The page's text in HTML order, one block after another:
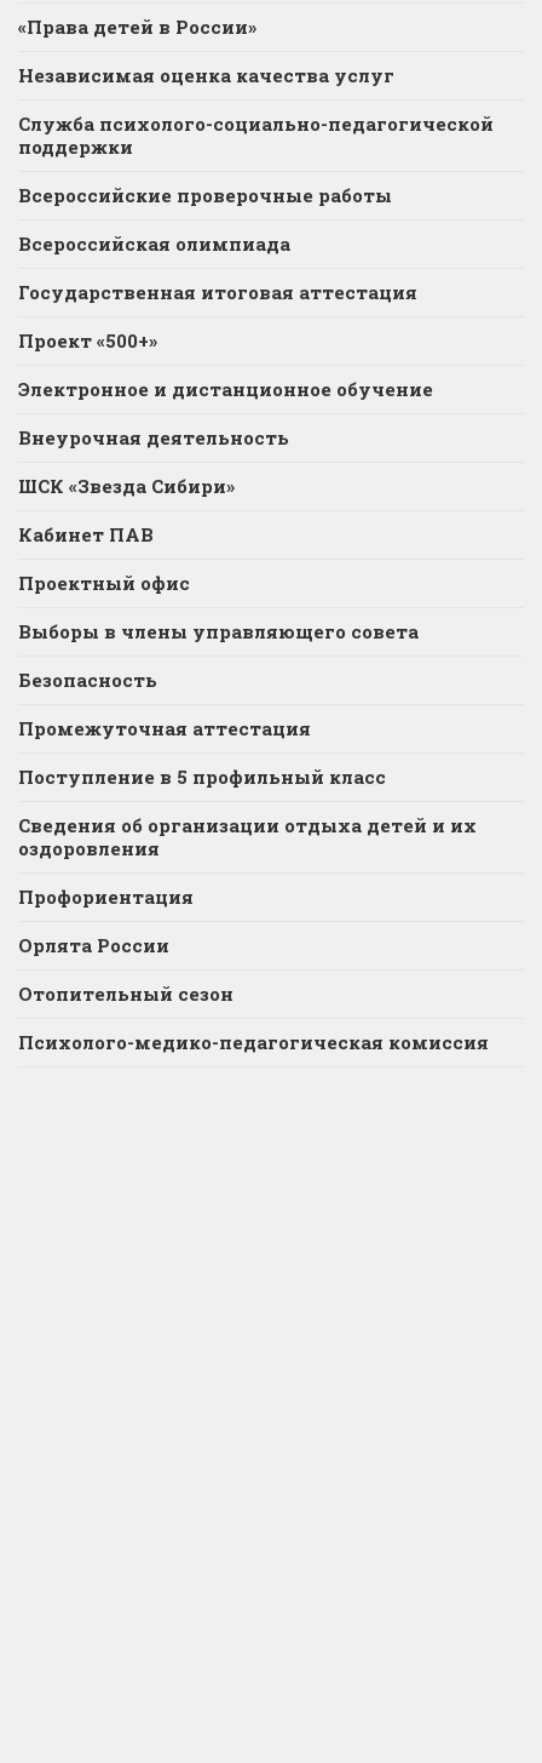
«Права детей в России»
Независимая оценка качества услуг
Служба психолого-социально-педагогической
поддержки
Всероссийские проверочные работы
Всероссийская олимпиада
Государственная итоговая аттестация
Проект «500+»
Электронное и дистанционное обучение
Внеурочная деятельность
ШСК «Звезда Сибири»
Кабинет ПАВ
Проектный офис
Выборы в члены управляющего совета
Безопасность
Промежуточная аттестация
Поступление в 5 профильный класс
Сведения об организации отдыха детей и их
оздоровления
Профориентация
Орлята России
Отопительный сезон
Психолого-медико-педагогическая комиссия